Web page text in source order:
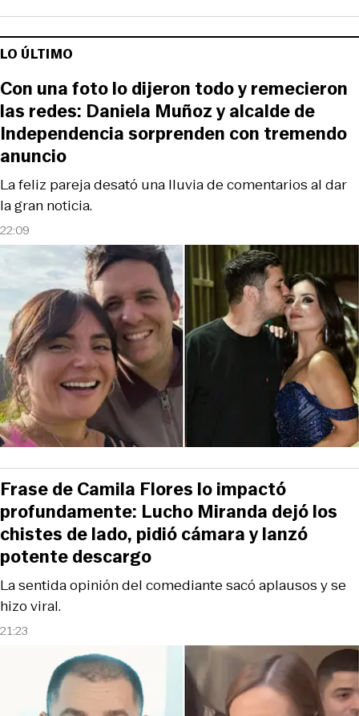
LO ÚLTIMO
22:09
La feliz pareja desató una lluvia de comentarios al dar
la gran noticia.
Con una foto lo dijeron todo y remecieron
las redes: Daniela Muñoz y alcalde de
Independencia sorprenden con tremendo
anuncio
21:23
La sentida opinión del comediante sacó aplausos y se
hizo viral.
Frase de Camila Flores lo impactó
profundamente: Lucho Miranda dejó los
chistes de lado, pidió cámara y lanzó
potente descargo